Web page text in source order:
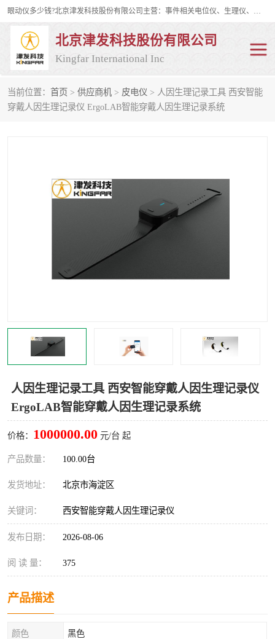
眼动仪多少钱?北京津发科技股份有限公司主营：事件相关电位仪、生理仪、肌电仪、脑电仪、皮电仪、眼动仪；是国家级高新技术企业、科技部认定的科技型中小企业和中关村高新技术企业，具备保密资格，具备自主进出口经营权；自主研发技术、产品与服务荣获多项省部级科学技术奖励、国家发明专利、国家软件著作权和省部级新技术新产品（服务）认证。
北京津发科技股份有限公司
Kingfar International Inc
当前位置： 首页 > 供应商机 > 皮电仪 > 人因生理记录工具 西安智能
穿戴人因生理记录仪 ErgoLAB智能穿戴人因生理记录系统
人因生理记录工具 西安智能穿戴人因生理记录仪
ErgoLAB智能穿戴人因生理记录系统
价格： 1000000.00 元/台 起
产品数量： 100.00台
发货地址： 北京市海淀区
关键词： 西安智能穿戴人因生理记录仪
发布日期： 2026-08-06
阅 读 量： 375
产品描述
颜色 黑色
皮电仪 脑电仪
行为观察与表情分析 动作捕捉与生物力学
人机交互实验室
神经营销与消费行为实验